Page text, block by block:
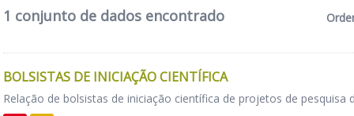
1 conjunto de dados encontrado
BOLSISTAS DE INICIAÇÃO CIENTÍFICA
Relação de bolsistas de iniciação científica de projetos de pesquisa